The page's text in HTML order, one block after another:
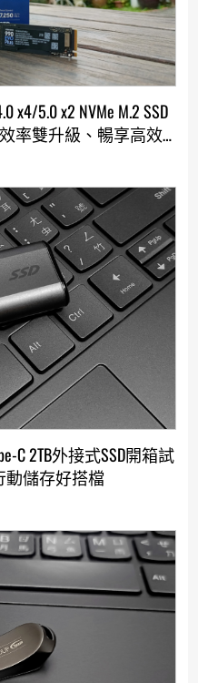
x4/5.0 x2 NVMe M.2 SSD
率雙升級、暢享高效
C 2TB外接式SSD開箱試
動儲存好搭檔